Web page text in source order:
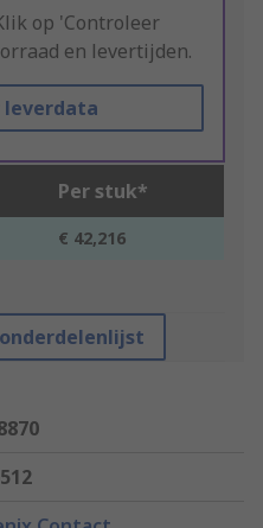
op 'Controleer
en levertijden.
leverdata
Per stuk*
€ 42,216